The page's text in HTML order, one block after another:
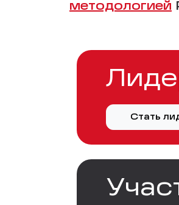
методологией
Стать